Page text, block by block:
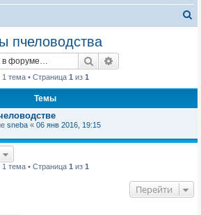
пчеловодства
Поиск
1 тема • Страница 1 из 1
Темы
sneba « 06 янв 2016, 19:15
1 тема • Страница 1 из 1
Перейти